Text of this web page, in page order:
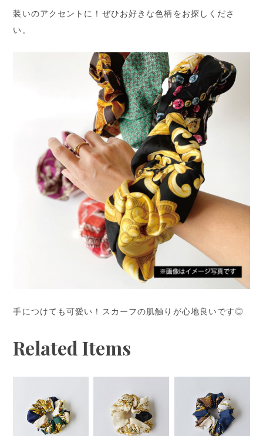
装いのアクセントに！ぜひお好きな色柄をお探しくださ
い。
手につけても可愛い！スカーフの肌触りが心地良いです◎
Related Items